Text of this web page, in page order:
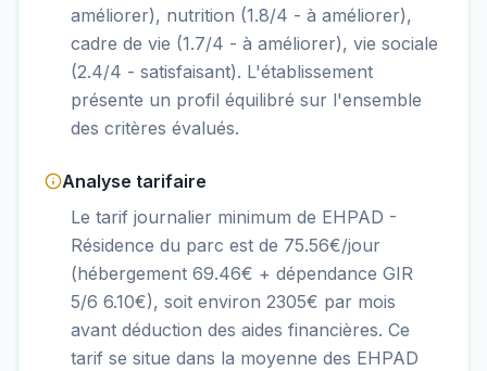
améliorer), nutrition (1.8/4 - à améliorer),
cadre de vie (1.7/4 - à améliorer), vie sociale
(2.4/4 - satisfaisant). L'établissement
présente un profil équilibré sur l'ensemble
des critères évalués.
Analyse tarifaire
Le tarif journalier minimum de EHPAD -
Résidence du parc est de 75.56€/jour
(hébergement 69.46€ + dépendance GIR
5/6 6.10€), soit environ 2305€ par mois
avant déduction des aides financières. Ce
tarif se situe dans la moyenne des EHPAD